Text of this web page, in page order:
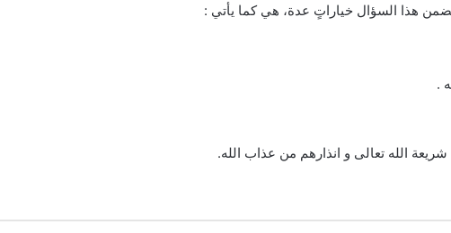
هذا السؤال خياراتٍ عدة، هي كما يأتي :
.
شريعة الله تعالى و انذارهم من عذاب الله.